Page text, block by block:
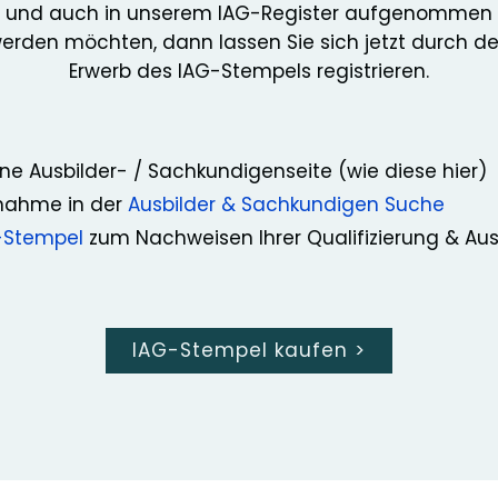
und auch in unserem IAG-Register aufgenommen
möchten, dann lassen Sie sich jetzt durch
Erwerb des IAG-Stempels registrieren.
Ausbilder- / Sachkundigenseite (wie diese hier)
in der Ausbilder & Sachkundigen Suche
zum Nachweisen Ihrer Qualifizierung &
IAG-Stempel kaufen >